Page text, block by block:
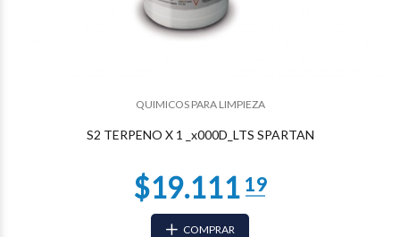
QUIMICOS PARA LIMPIEZA
S2 TERPENO X 1 _x000D_LTS SPARTAN
COMPRAR